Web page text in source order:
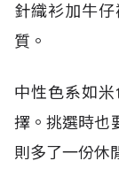
針織衫加牛
質。
中性色系如
擇。挑選時也
則多了一份休